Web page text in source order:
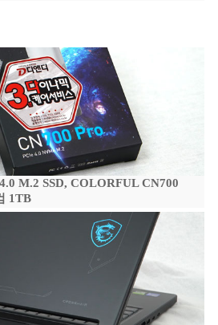
M.2 SSD, COLORFUL CN700
1TB